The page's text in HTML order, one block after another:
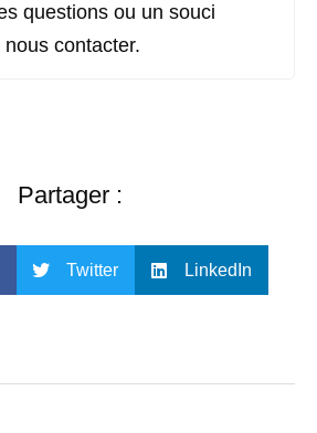
questions ou un souci
nous contacter.
Partager :
Twitter LinkedIn